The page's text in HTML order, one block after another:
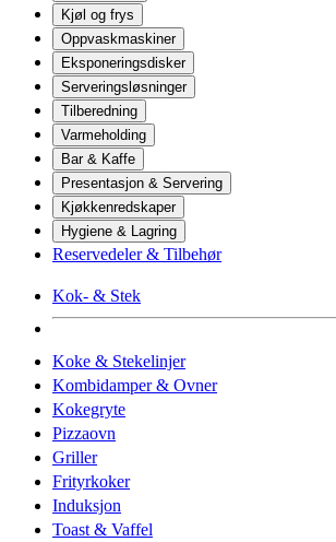
Kjøl og frys
Oppvaskmaskiner
Eksponeringsdisker
Serveringsløsninger
Tilberedning
Varmeholding
Bar & Kaffe
Presentasjon & Servering
Kjøkkenredskaper
Hygiene & Lagring
Reservedeler & Tilbehør
Kok- & Stek
Koke & Stekelinjer
Kombidamper & Ovner
Kokegryte
Pizzaovn
Griller
Frityrkoker
Induksjon
Toast & Vaffel